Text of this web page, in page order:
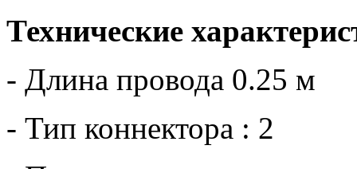
Технические
- Длина провода 0.25 м
- Тип коннектора : 2